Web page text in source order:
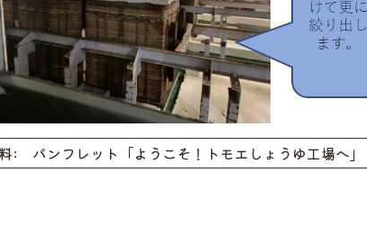
: パンフレット「ようこそ！トモエしょうゆ工場へ」